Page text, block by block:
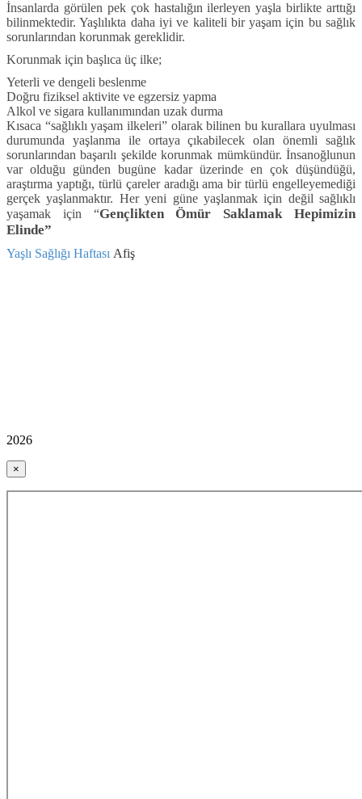
İnsanlarda görülen pek çok hastalığın ilerleyen yaşla birlikte arttığı
bilinmektedir. Yaşlılıkta daha iyi ve kaliteli bir yaşam için bu sağlık
sorunlarından korunmak gereklidir.
Korunmak için başlıca üç ilke;
Yeterli ve dengeli beslenme
Doğru fiziksel aktivite ve egzersiz yapma
Alkol ve sigara kullanımından uzak durma
Kısaca “sağlıklı yaşam ilkeleri” olarak bilinen bu kurallara uyulması
durumunda yaşlanma ile ortaya çıkabilecek olan önemli sağlık
sorunlarından başarılı şekilde korunmak mümkündür. İnsanoğlunun
var olduğu günden bugüne kadar üzerinde en çok düşündüğü,
araştırma yaptığı, türlü çareler aradığı ama bir türlü engelleyemediği
gerçek yaşlanmaktır. Her yeni güne yaşlanmak için değil sağlıklı
yaşamak için “Gençlikten Ömür Saklamak Hepimizin
Elinde”
Yaşlı Sağlığı Haftası Afiş
2026
×